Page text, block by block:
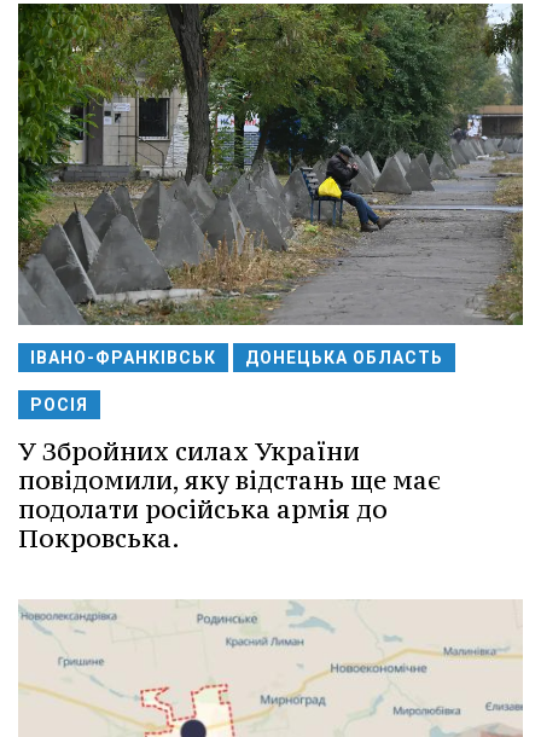
ІВАНО-ФРАНКІВСЬК ДОНЕЦЬКА ОБЛАСТЬ
РОСІЯ
У Збройних силах України
повідомили, яку відстань ще має
подолати російська армія до
Покровська.